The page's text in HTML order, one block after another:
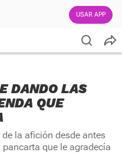
USAR APP
DANDO LAS
QUE
la afición desde antes
que le agradecía